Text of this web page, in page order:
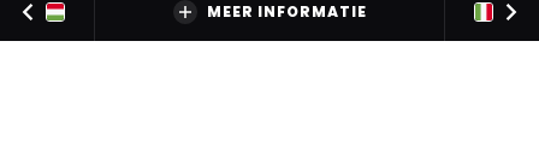
MEER INFORMATIE